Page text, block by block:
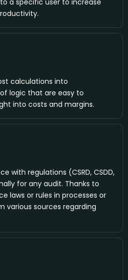
calculations into
logic that are easy to
into costs and margins.
with regulations (CSRD, CSDD,
for any audit. Thanks to
laws or rules in processes or
various sources regarding